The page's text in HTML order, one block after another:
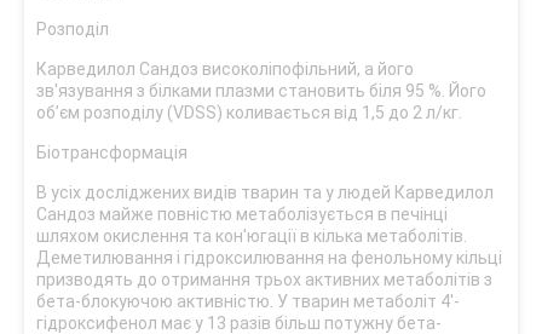
Розподіл
Карведилол Сандоз високоліпофільний, а його
зв'язування з білками плазми становить біля 95 %. Його
об’єм розподілу (VDSS) коливається від 1,5 до 2 л/кг.
Біотрансформація
В усіх досліджених видів тварин та у людей Карведилол
Сандоз майже повністю метаболізується в печінці
шляхом окислення та кон'югації в кілька метаболітів.
Деметилювання і гідроксилювання на фенольному кільці
призводять до отримання трьох активних метаболітів з
бета-блокуючою активністю. У тварин метаболіт 4'-
гідроксифенол має у 13 разів більш потужну бета-